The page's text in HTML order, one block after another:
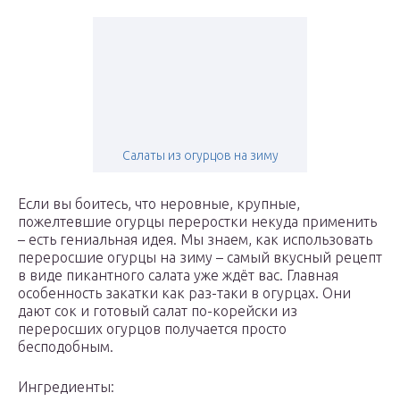
Салаты из огурцов на зиму
Если вы боитесь, что неровные, крупные,
пожелтевшие огурцы переростки некуда применить
– есть гениальная идея. Мы знаем, как использовать
переросшие огурцы на зиму – самый вкусный рецепт
в виде пикантного салата уже ждёт вас. Главная
особенность закатки как раз-таки в огурцах. Они
дают сок и готовый салат по-корейски из
переросших огурцов получается просто
бесподобным.
Ингредиенты: